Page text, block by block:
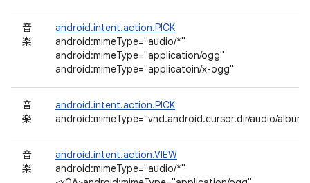
音
楽
android.intent.action.PICK
android:mimeType="audio/*"
android:mimeType="application/ogg"
android:mimeType="applicatoin/x-ogg"
音
楽
android.intent.action.PICK
android:mimeType="vnd.android.cursor.dir/audio/
音
楽
android.intent.action.VIEW
android:mimeType="audio/*"